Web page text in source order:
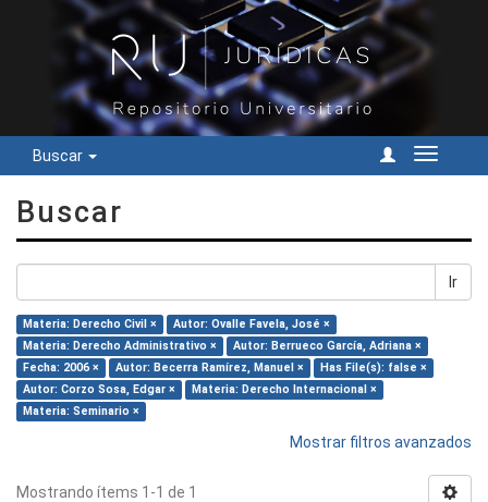
Buscar
Cambiar
Buscar
Ir
Materia: Derecho Civil ×
Autor: Ovalle Favela, José ×
Materia: Derecho Administrativo ×
Autor: Berrueco García, Adriana ×
Fecha: 2006 ×
Autor: Becerra Ramírez, Manuel ×
Has File(s): false ×
Autor: Corzo Sosa, Edgar ×
Materia: Derecho Internacional ×
Materia: Seminario ×
Mostrar filtros avanzados
Mostrando ítems 1-1 de 1